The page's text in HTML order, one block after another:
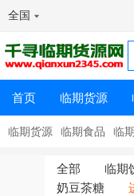
全国
首页 临期货源
临期货源 临期食品 临
全部 临期
奶豆茶糖